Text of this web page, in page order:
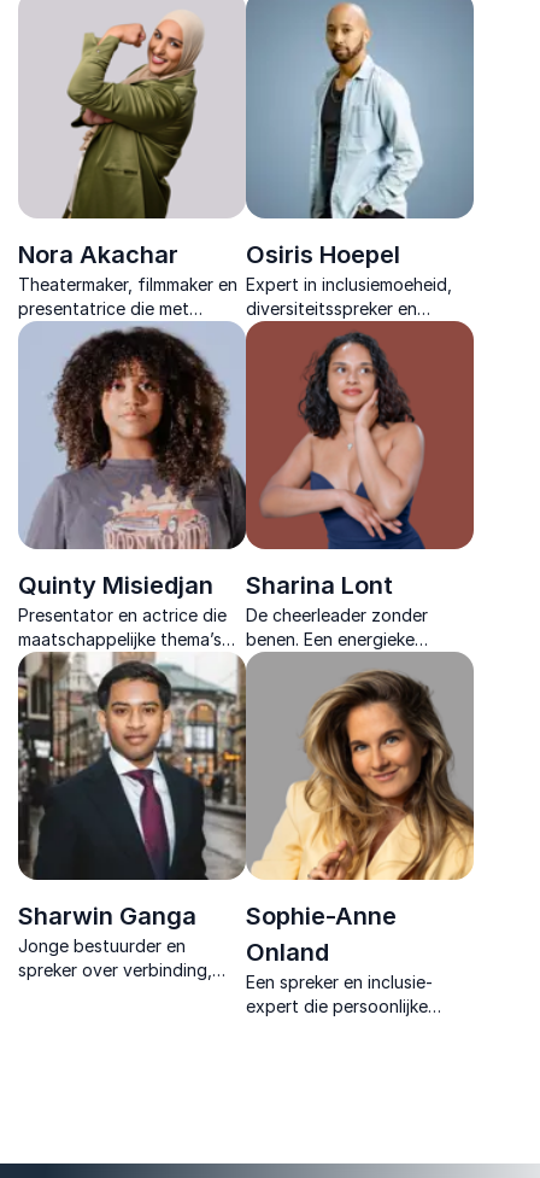
falen de sleutel is tot groei
en persoonlijke doorbraak.
gedragsverandering
vertaalt naar toepasbare
inzichten voor elke
doelgroep.
Nora Akachar
Theatermaker, filmmaker en
presentatrice die met
creatieve storytelling
inclusie tot leven brengt en
ieder publiek inspireert met
herkenbare inzichten.
Osiris Hoepel
Expert in inclusiemoeheid,
diversiteitsspreker en
master trainer met
internationale ervaring in
duurzaam draagvlak voor
inclusie.
Quinty Misiedjan
Presentator en actrice die
maatschappelijke thema’s
levendig maakt en publiek
uitnodigt om met nieuwe
helderheid naar verhalen en
perspectieven te kijken.
Sharina Lont
De cheerleader zonder
benen. Een energieke
spreker over veerkracht en
mindset die met humor en
inzichten elke zaal laat
reflecteren en direct in
beweging zet.
Sharwin Ganga
Jonge bestuurder en
spreker over verbinding,
Sophie-Anne
Onland
Een spreker en inclusie-
expert die persoonlijke